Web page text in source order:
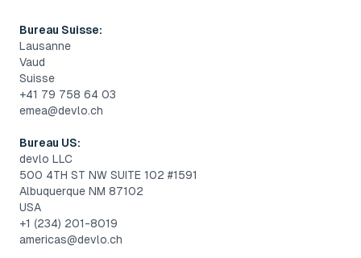
Bureau Suisse:
Lausanne
Vaud
Suisse
+41 79 758 64 03
emea@devlo.ch
Bureau US:
devlo LLC
500 4TH ST NW SUITE 102 #1591
Albuquerque NM 87102
USA
+1 (234) 201-8019
americas@devlo.ch